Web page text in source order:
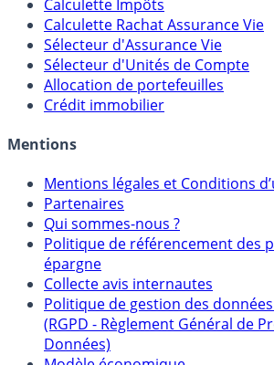
Calculateur d'intérêts
Calculette Impôts
Calculette Rachat Assurance Vie
Sélecteur d'Assurance Vie
Sélecteur d'Unités de Compte
Allocation de portefeuilles
Mentions légales et Conditions
Partenaires
Qui sommes-nous ?
Politique de référencement des
épargne
Collecte avis internautes
Politique de gestion des données
(RGPD - Règlement Général de